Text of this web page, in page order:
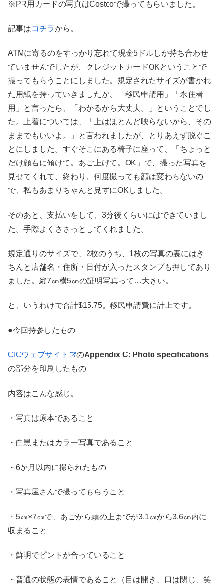
※PR用カードの写真はCostcoで撮ってもらいました。
記事はコチラから。
ATMに寄るのをすっかり忘れて現金5ドルしか持ち合わせ
ていませんでしたが、クレジットカードOKということで
撮ってもらうことにしました。規定されたサイズが書かれ
た用紙を持っていきましたが、「移民申請用」「永住者
用」と言ったら、「わかるから大丈夫。」ということでし
た。上着については、「上はほとんど映らないから、その
ままでもいいよ。」と言われましたが、とりあえず脱ぐこ
とにしました。すぐそこにある椅子に座って、「ちょっと
だけ顔右に傾けて。あご上げて。OK」で、撮った写真を
見せてくれて、終わり。何度撮っても顔は変わらないの
で、私もあまりちゃんと見ずにOKしました。
そのあと、支払いをして、3分後くらいにはできていまし
た。手際よくささっとしてくれました。
規定通りのサイズで、2枚のうち、1枚の写真の裏にはき
ちんと店舗名・住所・日付が入ったスタンプも押してあり
ました。縦7㎝横5㎝の証明写真って…大きい。
と、いうわけで合計$15.75。移民申請費に計上です。
●今回持参したもの
CICウェブサイト のAppendix C: Photo specifications
の部分を印刷したもの
内容はこんな感じ。
・写真は原本であること
・白黒またはカラー写真であること
・6か月以内に撮られたもの
・写真屋さんで撮ってもらうこと
・5㎝×7㎝で、あごから頭の上までが3.1㎝から3.6㎝内に
収まること
・鮮明でピントが合っていること
・普通の状態の表情であること（目は開き、口は閉じ、笑